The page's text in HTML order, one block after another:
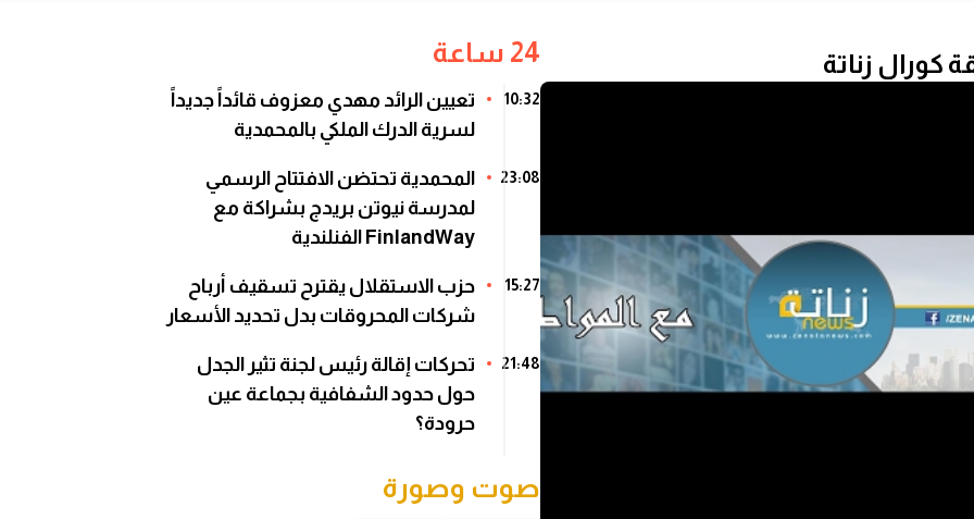
كورال زناتة 24 ساعة
10:32
تعيين الرائد مهدي معزوف قائداً جديداً
لسرية الدرك الملكي بالمحمدية
23:08
المحمدية تحتضن الافتتاح الرسمي
لمدرسة نيوتن بريدج بشراكة مع
FinlandWay الفنلندية
15:27
حزب الاستقلال يقترح تسقيف أرباح
شركات المحروقات بدل تحديد الأسعار
21:48
تحركات إقالة رئيس لجنة تثير الجدل
حول حدود الشفافية بجماعة عين
حرودة؟
صوت وصورة